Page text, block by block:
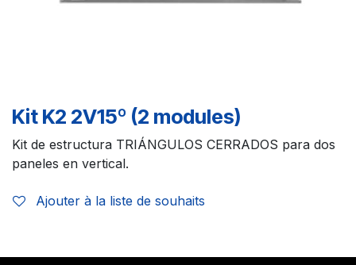
Kit K2 2V15º (2 modules)
Kit de estructura TRIÁNGULOS CERRADOS para dos
paneles en vertical.
Ajouter à la liste de souhaits